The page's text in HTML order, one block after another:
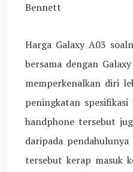
Bennett
Harga Galaxy A03
bersama dengan
memperkenalkan diri
peningkatan
handphone tersebut
daripada
tersebut kerap masuk